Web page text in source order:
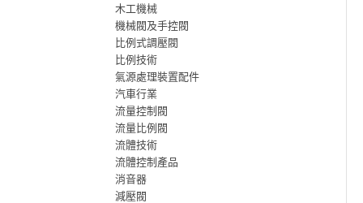
木工機械
機械閥及手控閥
比例式調壓閥
比例技術
氣源處理裝置配件
汽車行業
流量控制閥
流量比例閥
流體技術
流體控制產品
消音器
減壓閥